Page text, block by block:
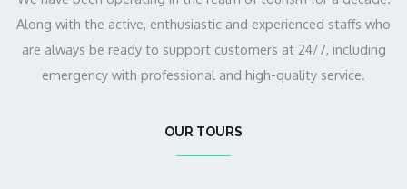
Along with the active, enthusiastic and experienced staffs who
are always be ready to support customers at 24/7, including
emergency with professional and high-quality service.
OUR TOURS